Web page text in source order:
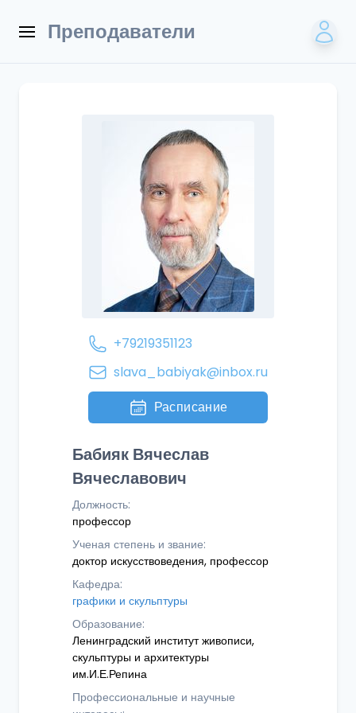
Преподаватели
+79219351123
slava_babiyak@inbox.ru
Расписание
Бабияк Вячеслав
Вячеславович
Должность:
профессор
Ученая степень и звание:
доктор искусствоведения, профессор
Кафедра:
графики и скульптуры
Образование:
Ленинградский институт живописи,
скульптуры и архитектуры
им.И.Е.Репина
Профессиональные и научные